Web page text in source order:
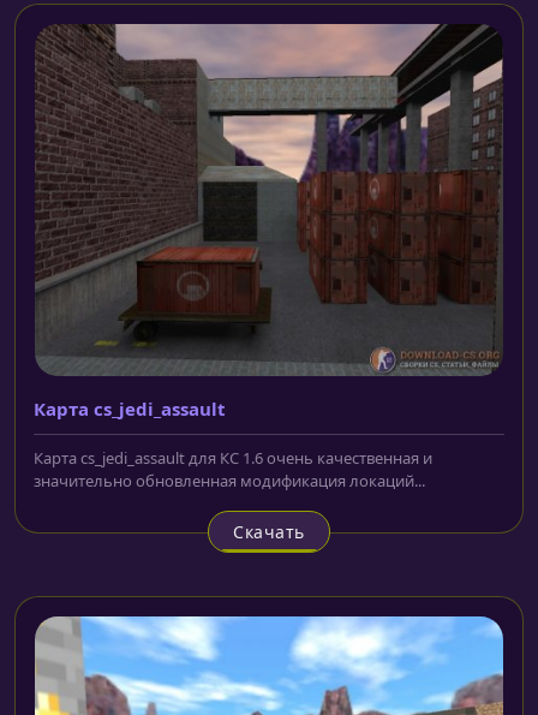
Карта cs_jedi_assault
Карта cs_jedi_assault для КС 1.6 очень качественная и
значительно обновленная модификация локаций...
Скачать